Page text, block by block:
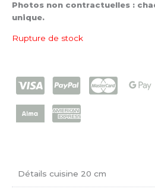
Photos non contractuelles :
unique.
Rupture de stock
Détails cuisine 20 cm